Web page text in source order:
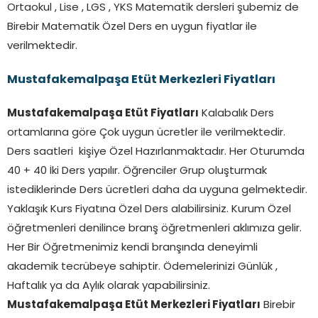
Ortaokul , Lise , LGS , YKS Matematik dersleri şubemiz de
Birebir Matematik Özel Ders en uygun fiyatlar ile
verilmektedir.
Mustafakemalpaşa Etüt Merkezleri Fiyatları
Mustafakemalpaşa Etüt Fiyatları
Kalabalık Ders
ortamlarına göre Çok uygun ücretler ile verilmektedir.
Ders saatleri kişiye Özel Hazırlanmaktadır. Her Oturumda
40 + 40 İki Ders yapılır. Öğrenciler Grup oluşturmak
istediklerinde Ders ücretleri daha da uyguna gelmektedir.
Yaklaşık Kurs Fiyatına Özel Ders alabilirsiniz. Kurum Özel
öğretmenleri denilince branş öğretmenleri aklımıza gelir.
Her Bir Öğretmenimiz kendi branşında deneyimli
akademik tecrübeye sahiptir. Ödemelerinizi Günlük ,
Haftalık ya da Aylık olarak yapabilirsiniz.
Mustafakemalpaşa Etüt Merkezleri Fiyatları
Birebir